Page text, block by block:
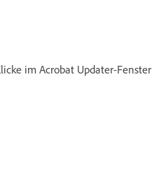
im Acrobat Updater-Fenster